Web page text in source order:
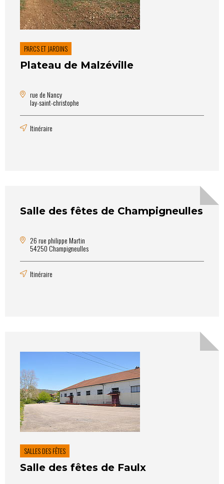
PARCS ET JARDINS
Plateau de Malzéville
rue de Nancy
lay-saint-christophe
Itinéraire
Salle des fêtes de Champigneulles
26 rue philippe Martin
54250 Champigneulles
Itinéraire
SALLES DES FÊTES
Salle des fêtes de Faulx